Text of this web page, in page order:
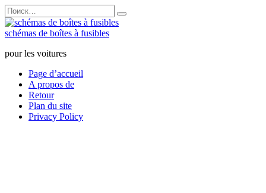
Перейти
к
содержанию
Search
for:
schémas de boîtes à fusibles
pour les voitures
Page d’accueil
A propos de
Retour
Plan du site
Privacy Policy